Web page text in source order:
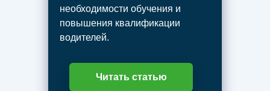
Читать статью
необходимости обучения и
повышения квалификации
водителей.